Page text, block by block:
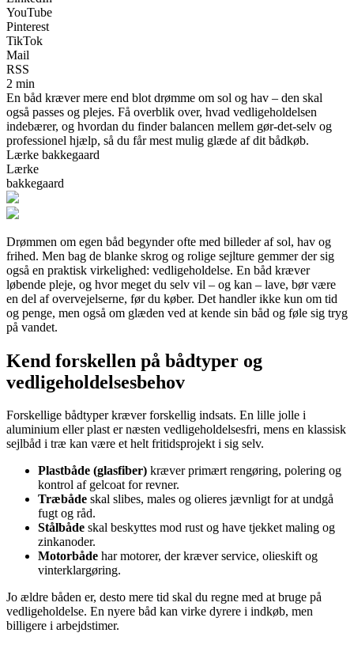
YouTube
Pinterest
TikTok
Mail
RSS
2 min
En båd kræver mere end blot drømme om sol og hav – den skal
også passes og plejes. Få overblik over, hvad vedligeholdelsen
indebærer, og hvordan du finder balancen mellem gør-det-selv og
professionel hjælp, så du får mest mulig glæde af dit bådkøb.
Lærke bakkegaard
Lærke
bakkegaard
Drømmen om egen båd begynder ofte med billeder af sol, hav og
frihed. Men bag de blanke skrog og rolige sejlture gemmer der sig
også en praktisk virkelighed: vedligeholdelse. En båd kræver
løbende pleje, og hvor meget du selv vil – og kan – lave, bør være
en del af overvejelserne, før du køber. Det handler ikke kun om tid
og penge, men også om glæden ved at kende sin båd og føle sig tryg
på vandet.
Kend forskellen på bådtyper og
vedligeholdelsesbehov
Forskellige bådtyper kræver forskellig indsats. En lille jolle i
aluminium eller plast er næsten vedligeholdelsesfri, mens en klassisk
sejlbåd i træ kan være et helt fritidsprojekt i sig selv.
Plastbåde (glasfiber) kræver primært rengøring, polering og
kontrol af gelcoat for revner.
Træbåde skal slibes, males og olieres jævnligt for at undgå
fugt og råd.
Stålbåde skal beskyttes mod rust og have tjekket maling og
zinkanoder.
Motorbåde har motorer, der kræver service, olieskift og
vinterklargøring.
Jo ældre båden er, desto mere tid skal du regne med at bruge på
vedligeholdelse. En nyere båd kan virke dyrere i indkøb, men
billigere i arbejdstimer.